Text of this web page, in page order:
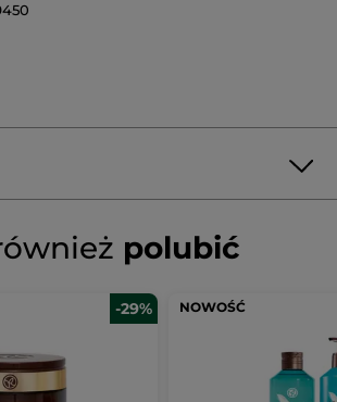
RECENZJĘ
polubić
-29% NOWOŚĆ